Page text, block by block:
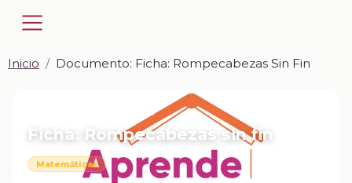
Inicio Documento: Ficha: Rompecabezas Sin Fin
📎 DOCUMENTO · DOCX
Ficha: Rompecabezas sin fin
Matemáticas